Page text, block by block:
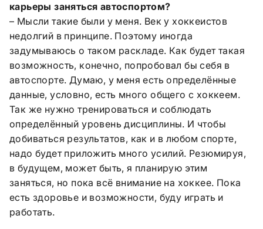
карьеры заняться автоспортом?
– Мысли такие были у меня. Век у хоккеистов
недолгий в принципе. Поэтому иногда
задумываюсь о таком раскладе. Как будет такая
возможность, конечно, попробовал бы себя в
автоспорте. Думаю, у меня есть определённые
данные, условно, есть много общего с хоккеем.
Так же нужно тренироваться и соблюдать
определённый уровень дисциплины. И чтобы
добиваться результатов, как и в любом спорте,
надо будет приложить много усилий. Резюмируя,
в будущем, может быть, я планирую этим
заняться, но пока всё внимание на хоккее. Пока
есть здоровье и возможности, буду играть и
работать.